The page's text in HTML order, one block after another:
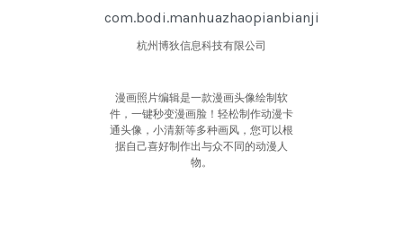
com.bodi.manhuazhaopianbianji
杭州博狄信息科技有限公司
漫画照片编辑是一款漫画头像绘制软
件，一键秒变漫画脸！轻松制作动漫卡
通头像，小清新等多种画风，您可以根
据自己喜好制作出与众不同的动漫人
物。